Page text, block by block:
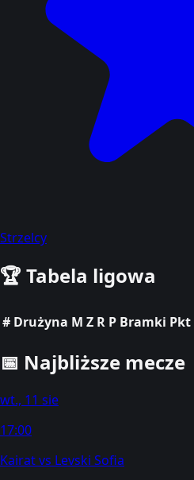
Strzelcy
🏆 Tabela ligowa
# Drużyna M Z R P Bramki Pkt
📅 Najbliższe mecze
wt., 11 sie
17:00
Kairatvs Levski Sofia